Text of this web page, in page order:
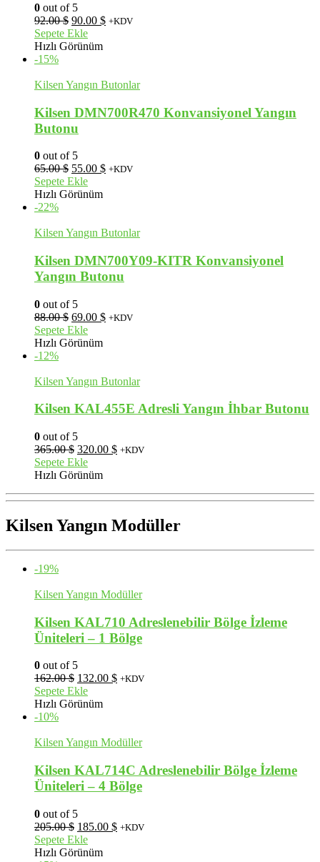
0 out of 5
92.00$ Orijinal
fiyat:
92.00 $.
90.00 $Şu
+KDV
Sepete Ekle
Hızlı Görünüm
-15%
Kilsen Yangın Butonlar
Kilsen DMN700R470 Konvansiyonel Yangın
Butonu
0 out of 5
65.00$ Orijinal
fiyat:
65.00 $.
55.00 $Şu
+KDV
Sepete Ekle
Hızlı Görünüm
-22%
Kilsen Yangın Butonlar
Kilsen DMN700Y09-KITR Konvansiyonel
Yangın Butonu
0 out of 5
88.00$ Orijinal
fiyat:
88.00 $.
69.00 $Şu
+KDV
Sepete Ekle
Hızlı Görünüm
-12%
Kilsen Yangın Butonlar
Kilsen KAL455E Adresli Yangın İhbar Butonu
0 out of 5
365.00$ Orijinal
fiyat:
365.00 $.
320.00 $Şu
+KDV
Sepete Ekle
Hızlı Görünüm
Kilsen Yangın Modüller
-19%
Kilsen Yangın Modüller
Kilsen KAL710 Adreslenebilir Bölge İzleme
Üniteleri – 1 Bölge
0 out of 5
162.00$ Orijinal
fiyat:
162.00 $.
132.00 $Şu
+KDV
Sepete Ekle
Hızlı Görünüm
-10%
Kilsen Yangın Modüller
Kilsen KAL714C Adreslenebilir Bölge İzleme
Üniteleri – 4 Bölge
0 out of 5
205.00$ Orijinal
fiyat:
205.00 $.
185.00 $Şu
+KDV
Sepete Ekle
Hızlı Görünüm